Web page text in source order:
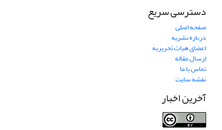
دسترسی سریع
صفحه اصلی
درباره نشریه
اعضای هیات تحریریه
ارسال مقاله
تماس با ما
نقشه سایت
آخرین اخبار